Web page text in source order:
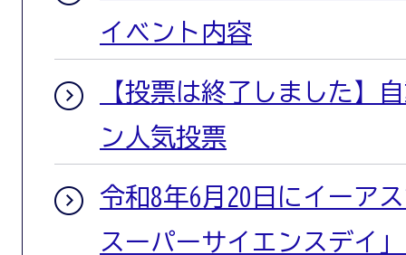
イベント内容
【投票は終了しました】
ン人気投票
令和8年6月20日にイーア
スーパーサイエンスデイ